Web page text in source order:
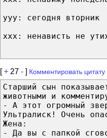
yyy: сегодня вторник
xxx: ненависть не
[+ 27 - ] Комментировать
Старший сын
животными и
- А этот огромный
Ультралиск! Очень
Жена:
- Да вы с папкой